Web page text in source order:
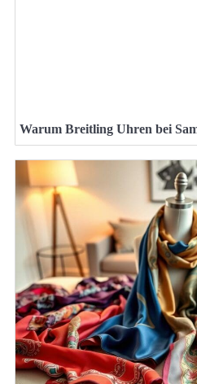
Warum Breitling Uhren bei